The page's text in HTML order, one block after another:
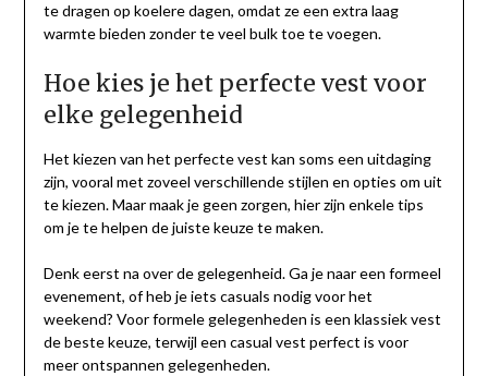
te dragen op koelere dagen, omdat ze een extra laag
warmte bieden zonder te veel bulk toe te voegen.
Hoe kies je het perfecte vest voor
elke gelegenheid
Het kiezen van het perfecte vest kan soms een uitdaging
zijn, vooral met zoveel verschillende stijlen en opties om uit
te kiezen. Maar maak je geen zorgen, hier zijn enkele tips
om je te helpen de juiste keuze te maken.
Denk eerst na over de gelegenheid. Ga je naar een formeel
evenement, of heb je iets casuals nodig voor het
weekend? Voor formele gelegenheden is een klassiek vest
de beste keuze, terwijl een casual vest perfect is voor
meer ontspannen gelegenheden.